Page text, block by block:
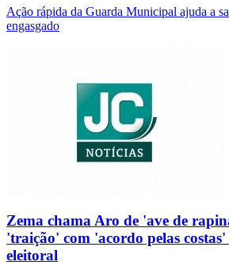
Ação rápida da Guarda Municipal ajuda a
engasgado
Zema chama Aro de 'ave de
'traição' com 'acordo pelas
eleitoral